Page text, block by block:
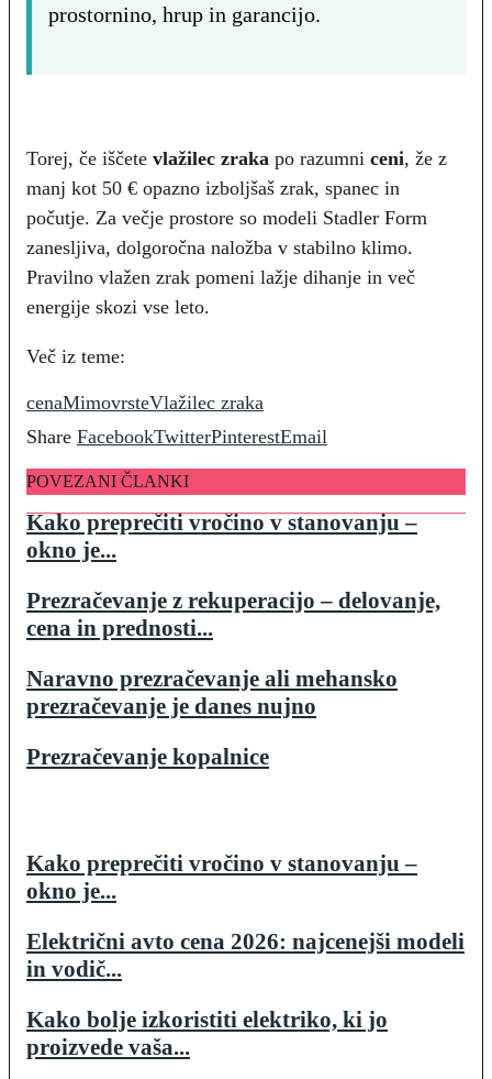
prostornino, hrup in garancijo.
Torej, če iščete vlažilec zraka po razumni ceni, že z
manj kot 50 € opazno izboljšaš zrak, spanec in
počutje. Za večje prostore so modeli Stadler Form
zanesljiva, dolgoročna naložba v stabilno klimo.
Pravilno vlažen zrak pomeni lažje dihanje in več
energije skozi vse leto.
Več iz teme:
cenaMimovrsteVlažilec zraka
Share FacebookTwitterPinterestEmail
POVEZANI ČLANKI
Kako preprečiti vročino v stanovanju –
okno je...
Prezračevanje z rekuperacijo – delovanje,
cena in prednosti...
Naravno prezračevanje ali mehansko
prezračevanje je danes nujno
Prezračevanje kopalnice
Kako preprečiti vročino v stanovanju –
okno je...
Električni avto cena 2026: najcenejši modeli
in vodič...
Kako bolje izkoristiti elektriko, ki jo
proizvede vaša...